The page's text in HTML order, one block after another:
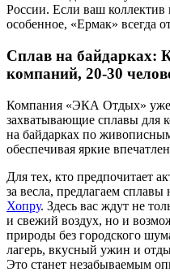
России. Если ваш
особенное, «Ермак» всегда
Сплав на байдарках:
компаний, 20-30
Компания «ЭКА Отдых» уже
захватывающие сплавы для
на байдарках по
обеспечивая яркие
Для тех, кто предпочитает
за весла, предлагаем сплавы
Хопру. Здесь вас ждут не
и свежий воздух, но и
природы без городского
лагерь, вкусный ужин и
Это станет незабываемым